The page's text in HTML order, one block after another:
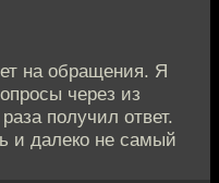
на обращения. Я
через из
получил ответ.
и далеко не самый